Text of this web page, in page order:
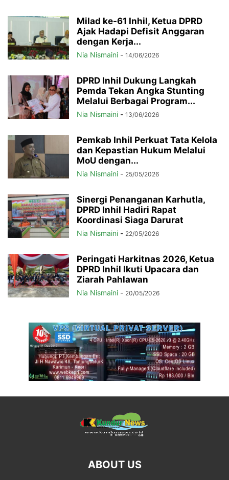
Milad ke-61 Inhil, Ketua DPRD
Ajak Hadapi Defisit Anggaran
dengan Kerja...
Nia Nismaini - 14/06/2026
DPRD Inhil Dukung Langkah
Pemda Tekan Angka Stunting
Melalui Berbagai Program...
Nia Nismaini - 13/06/2026
Pemkab Inhil Perkuat Tata Kelola
dan Kepastian Hukum Melalui
MoU dengan...
Nia Nismaini - 25/05/2026
Sinergi Penanganan Karhutla,
DPRD Inhil Hadiri Rapat
Koordinasi Siaga Darurat
Nia Nismaini - 22/05/2026
Peringati Harkitnas 2026, Ketua
DPRD Inhil Ikuti Upacara dan
Ziarah Pahlawan
Nia Nismaini - 20/05/2026
ABOUT US